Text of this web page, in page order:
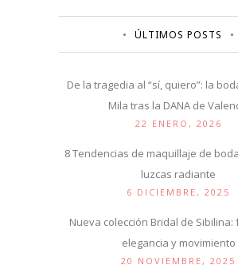
ÚLTIMOS POSTS
De la tragedia al “sí, quiero”: la
Mila tras la DANA de
22 ENERO, 2026
8 Tendencias de maquillaje de
luzcas radiante
6 DICIEMBRE, 2025
Nueva colección Bridal de
elegancia y movimiento
20 NOVIEMBRE, 2025